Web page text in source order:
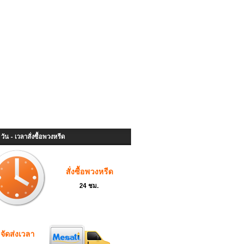
วัน - เวลาสั่งซื้อพวงหรีด
สั่งซื้อพวงหรีด
24 ชม.
จัดส่งเวลา